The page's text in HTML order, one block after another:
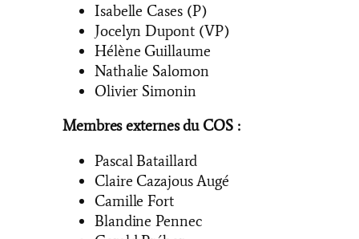
Isabelle Cases (P)
Jocelyn Dupont (VP)
Hélène Guillaume
Nathalie Salomon
Olivier Simonin
Membres externes du COS :
Pascal Bataillard
Claire Cazajous Augé
Camille Fort
Blandine Pennec